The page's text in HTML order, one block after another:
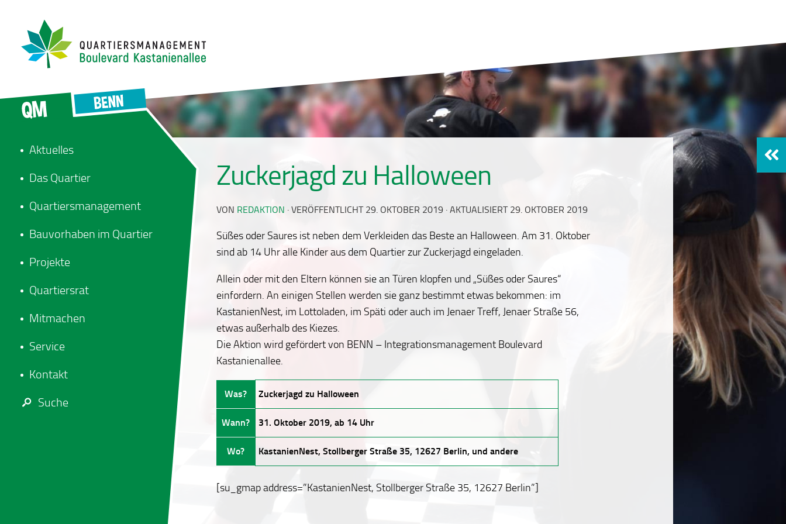
Zuckerjagd zu Halloween
VON REDAKTION · VERÖFFENTLICHT 29. OKTOBER 2019 · AKTUALISIERT 29. OKTOBER 2019
Süßes oder Saures ist neben dem Verkleiden das Beste an Halloween. Am 31. Oktober
sind ab 14 Uhr alle Kinder aus dem Quartier zur Zuckerjagd eingeladen.
Allein oder mit den Eltern können sie an Türen klopfen und „Süßes oder Saures“
einfordern. An einigen Stellen werden sie ganz bestimmt etwas bekommen: im
KastanienNest, im Lottoladen, im Späti oder auch im Jenaer Treff, Jenaer Straße 56,
etwas außerhalb des Kiezes.
Die Aktion wird gefördert von BENN – Integrationsmanagement Boulevard
Kastanienallee.
Was? Zuckerjagd zu Halloween
Wann? 31. Oktober 2019, ab 14 Uhr
Wo? KastanienNest, Stollberger Straße 35, 12627 Berlin, und andere
[su_gmap address=”KastanienNest, Stollberger Straße 35, 12627 Berlin”]
Aktuelles
Das Quartier
Quartiersmanagement
Bauvorhaben im Quartier
Projekte
Quartiersrat
Mitmachen
Service
Kontakt
Suche